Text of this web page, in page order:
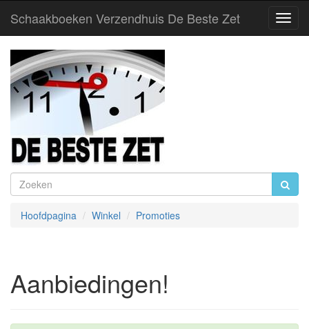
Schaakboeken Verzendhuis De Beste Zet
Hoofdpagina Winkel Promoties
Aanbiedingen!